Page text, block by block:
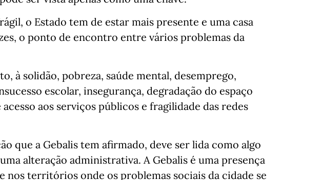
o Estado tem de estar mais presente e uma casa
o ponto de encontro entre vários problemas da
à solidão, pobreza, saúde mental, desemprego,
escolar, insegurança, degradação do espaço
aos serviços públicos e fragilidade das redes
que a Gebalis tem afirmado, deve ser lida como algo
alteração administrativa. A Gebalis é uma presença
nos territórios onde os problemas sociais da cidade se